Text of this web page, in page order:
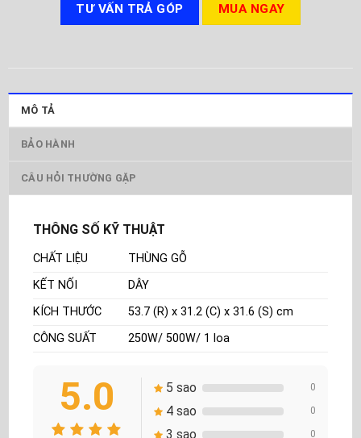
TƯ VẤN TRẢ GÓP MUA NGAY
MÔ TẢ
BẢO HÀNH
CÂU HỎI THƯỜNG GẶP
THÔNG SỐ KỸ THUẬT
CHẤT LIỆU
THÙNG GỖ
KẾT NỐI
DÂY
KÍCH THƯỚC
53.7 (R) x 31.2 (C) x 31.6 (S) cm
CÔNG SUẤT
250W/ 500W/ 1 loa
5.0 5 sao 0
4 sao 0
3 sao 0